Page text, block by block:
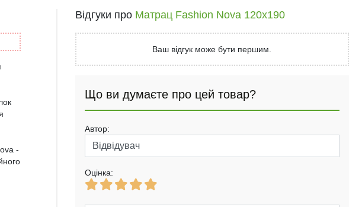
-
Відгуки про Матрац Fashion Nova 120x190
Ваш відгук може бути першим.
Що ви думаєте про цей товар?
Автор:
Оцінка: